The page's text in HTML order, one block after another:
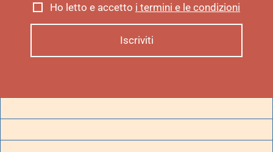
Ho letto e accetto i termini e le condizioni